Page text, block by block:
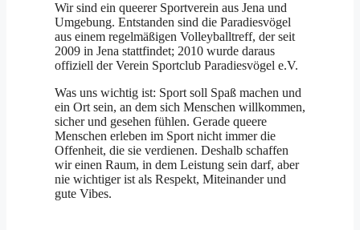
Wir sind ein queerer Sportverein aus Jena und
Umgebung. Entstanden sind die Paradiesvögel
aus einem regelmäßigen Volleyballtreff, der seit
2009 in Jena stattfindet; 2010 wurde daraus
offiziell der Verein Sportclub Paradiesvögel e.V.
Was uns wichtig ist: Sport soll Spaß machen und
ein Ort sein, an dem sich Menschen willkommen,
sicher und gesehen fühlen. Gerade queere
Menschen erleben im Sport nicht immer die
Offenheit, die sie verdienen. Deshalb schaffen
wir einen Raum, in dem Leistung sein darf, aber
nie wichtiger ist als Respekt, Miteinander und
gute Vibes.